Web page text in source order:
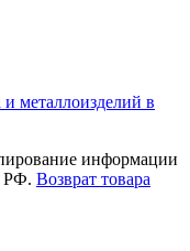
информации
РФ. Возврат товара